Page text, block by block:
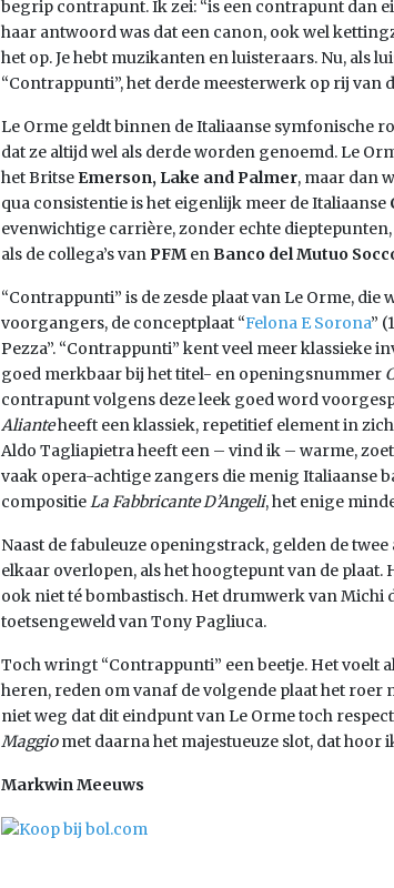
begrip contrapunt. Ik zei: “is een contrapunt dan
haar antwoord was dat een canon, ook wel
het op. Je hebt muzikanten en luisteraars. Nu, als
“Contrappunti”, het derde meesterwerk op rij van
Le Orme geldt binnen de Italiaanse symfonische
dat ze altijd wel als derde worden genoemd. Le
het Britse Emerson, Lake and Palmer, maar dan
qua consistentie is het eigenlijk meer de Italiaanse
evenwichtige carrière, zonder echte
als de collega’s van PFMenBanco del Mutuo
“Contrappunti” is de zesde plaat van Le Orme,
voorgangers, de conceptplaat “Felona E Sorona”
Pezza”. “Contrappunti” kent veel meer klassieke
goed merkbaar bij het titel- en openingsnummer
contrapunt volgens deze leek goed word
Alianteheeft een klassiek, repetitief element in
Aldo Tagliapietra heeft een – vind ik – warme,
vaak opera-achtige zangers die menig Italiaanse
compositieLa Fabbricante D’Angeli, het enige
Naast de fabuleuze openingstrack, gelden de
elkaar overlopen, als het hoogtepunt van de
ook niet té bombastisch. Het drumwerk van Michi
toetsengeweld van Tony Pagliuca.
Toch wringt “Contrappunti” een beetje. Het voelt
heren, reden om vanaf de volgende plaat het
niet weg dat dit eindpunt van Le Orme toch
Maggiomet daarna het majestueuze slot, dat hoor
Markwin Meeuws